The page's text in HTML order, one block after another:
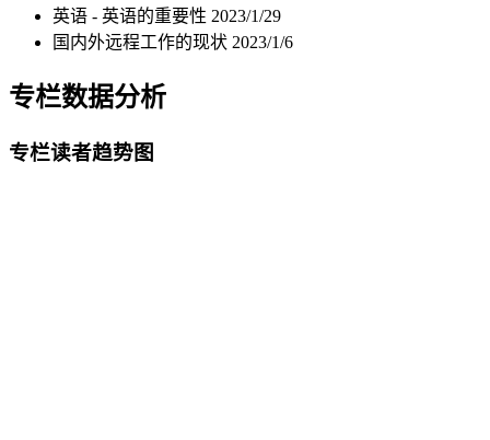
英语 - 英语的重要性 2023/1/29
国内外远程工作的现状 2023/1/6
专栏数据分析
专栏读者趋势图